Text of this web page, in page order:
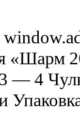
«Шарм
3 — 4